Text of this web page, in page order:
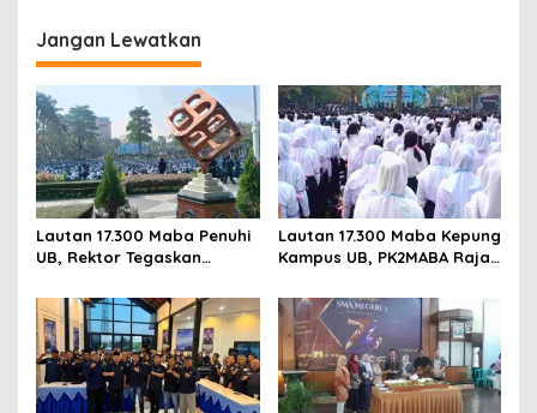
n
Jangan Lewatkan
Lautan 17.300 Maba Penuhi
UB, Rektor Tegaskan
Bullying
Lautan 17.300 Maba Kepung
Kampus UB, PK2MABA Raja